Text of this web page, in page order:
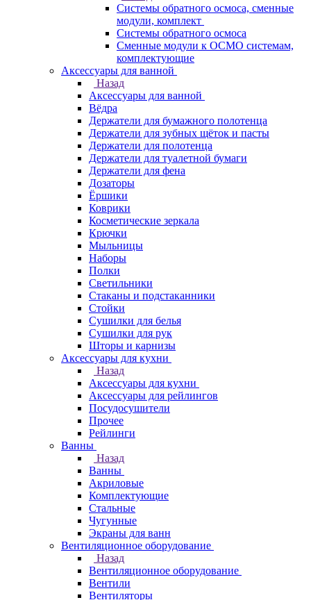
Системы обратного осмоса, сменные
модули, комплект
Системы обратного осмоса
Сменные модули к ОСМО системам,
комплектующие
Аксессуары для ванной
Назад
Аксессуары для ванной
Вёдра
Держатели для бумажного полотенца
Держатели для зубных щёток и пасты
Держатели для полотенца
Держатели для туалетной бумаги
Держатели для фена
Дозаторы
Ёршики
Коврики
Косметические зеркала
Крючки
Мыльницы
Наборы
Полки
Светильники
Стаканы и подстаканники
Стойки
Сушилки для белья
Сушилки для рук
Шторы и карнизы
Аксессуары для кухни
Назад
Аксессуары для кухни
Аксессуары для рейлингов
Посудосушители
Прочее
Рейлинги
Ванны
Назад
Ванны
Акриловые
Комплектующие
Стальные
Чугунные
Экраны для ванн
Вентиляционное оборудование
Назад
Вентиляционное оборудование
Вентили
Вентиляторы